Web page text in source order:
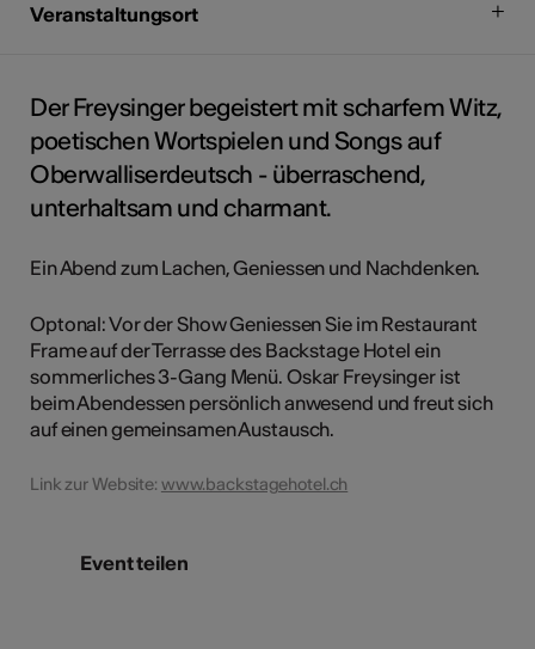
Veranstaltungsort
Der Freysinger begeistert mit scharfem Witz,
poetischen Wortspielen und Songs auf
Oberwalliserdeutsch - überraschend,
unterhaltsam und charmant.
Ein Abend zum Lachen, Geniessen und Nachdenken.
Optonal: Vor der Show Geniessen Sie im Restaurant
Frame auf der Terrasse des Backstage Hotel ein
sommerliches 3-Gang Menü. Oskar Freysinger ist
beim Abendessen persönlich anwesend und freut sich
auf einen gemeinsamen Austausch.
Link zur Website: www.backstagehotel.ch
Event teilen